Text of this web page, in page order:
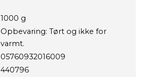
1000 g
Opbevaring: Tørt og ikke for
varmt.
05760932016009
440796